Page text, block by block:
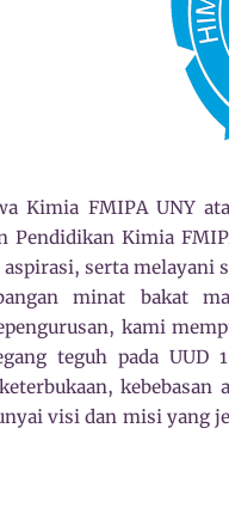
Kimia FMIPA UNY
Pendidikan Kimia
serta melayani
minat bakat
kami
teguh pada
visi dan misi yang